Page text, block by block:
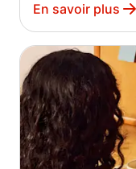
En savoir plus